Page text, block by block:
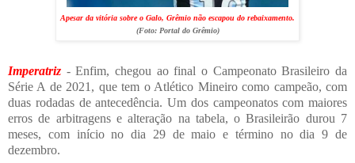
Apesar da vitória sobre o Galo, Grêmio não escapou do rebaixamento.
(Foto: Portal do Grêmio)
Imperatriz - Enfim, chegou ao final o Campeonato Brasileiro da
Série A de 2021, que tem o Atlético Mineiro como campeão, com
duas rodadas de antecedência. Um dos campeonatos com maiores
erros de arbitragens e alteração na tabela, o Brasileirão durou 7
meses, com início no dia 29 de maio e término no dia 9 de
dezembro.